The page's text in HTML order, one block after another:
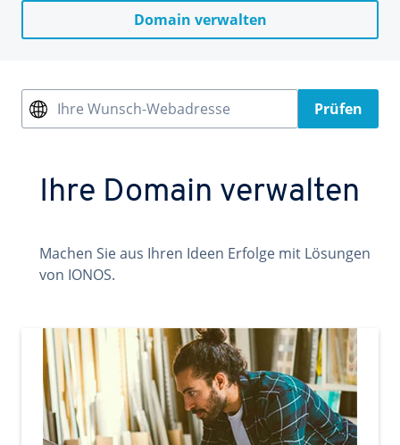
Domain verwalten
Ihre Wunsch-Webadresse Prüfen
Ihre Domain verwalten
Machen Sie aus Ihren Ideen Erfolge mit Lösungen
von IONOS.